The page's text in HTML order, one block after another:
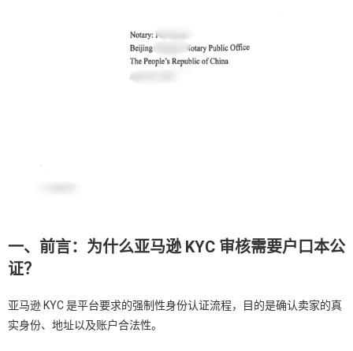
一、前言：为什么亚马逊 KYC 审核需要户口本公
证？
亚马逊 KYC 是平台要求的强制性身份认证流程，目的是确认卖家的真
实身份、地址以及账户合法性。